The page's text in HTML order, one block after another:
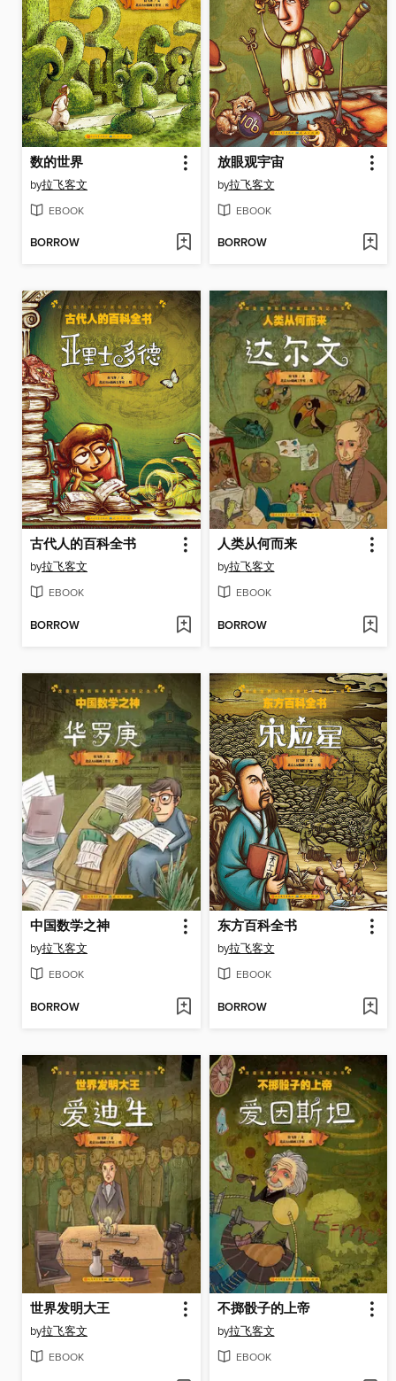
数的世界
by拉飞客文
EBOOK
BORROW
放眼观宇宙
by拉飞客文
EBOOK
BORROW
古代人的百科全书
by拉飞客文
EBOOK
BORROW
人类从何而来
by拉飞客文
EBOOK
BORROW
中国数学之神
by拉飞客文
EBOOK
BORROW
东方百科全书
by拉飞客文
EBOOK
BORROW
世界发明大王
by拉飞客文
EBOOK
不掷骰子的上帝
by拉飞客文
EBOOK